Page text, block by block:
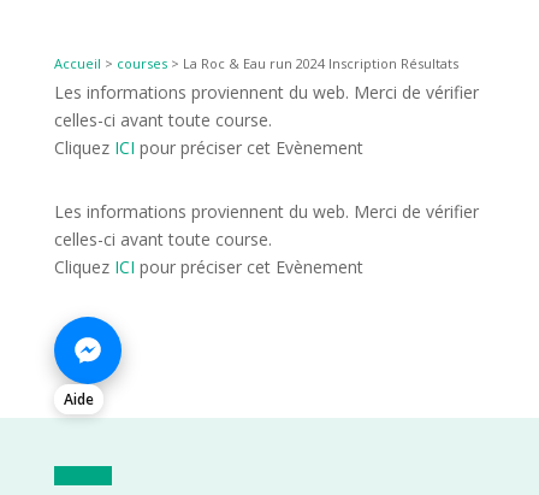
Accueil > courses> La Roc & Eau run 2024 Inscription Résultats
Les informations proviennent du web. Merci de vérifier
celles-ci avant toute course.
Cliquez ICI pour préciser cet Evènement
Les informations proviennent du web. Merci de vérifier
celles-ci avant toute course.
Cliquez ICI pour préciser cet Evènement
Aide